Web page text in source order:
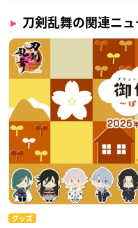
刀剣乱舞の関連ニ
グッズ